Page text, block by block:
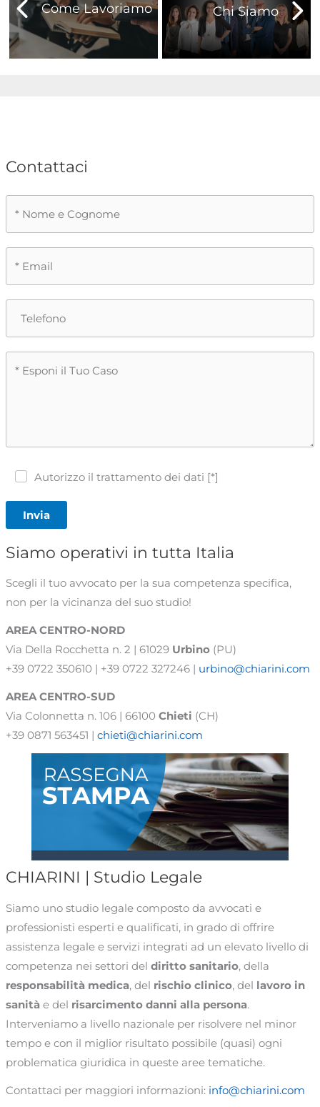
Come Lavoriamo Chi Siamo
Contattaci
Autorizzo il trattamento dei dati [*]
Invia
Siamo operativi in tutta Italia
Scegli il tuo avvocato per la sua competenza specifica,
non per la vicinanza del suo studio!
AREA CENTRO-NORD
Via Della Rocchetta n. 2 | 61029 Urbino (PU)
+39 0722 350610 | +39 0722 327246 | urbino@chiarini.com
AREA CENTRO-SUD
Via Colonnetta n. 106 | 66100 Chieti (CH)
+39 0871 563451 | chieti@chiarini.com
CHIARINI | Studio Legale
Siamo uno studio legale composto da avvocati e
professionisti esperti e qualificati, in grado di offrire
assistenza legale e servizi integrati ad un elevato livello di
competenza nei settori del diritto sanitario, della
responsabilità medica, del rischio clinico, del lavoro in
sanità e del risarcimento danni alla persona.
Interveniamo a livello nazionale per risolvere nel minor
tempo e con il miglior risultato possibile (quasi) ogni
problematica giuridica in queste aree tematiche.
Contattaci per maggiori informazioni: info@chiarini.com